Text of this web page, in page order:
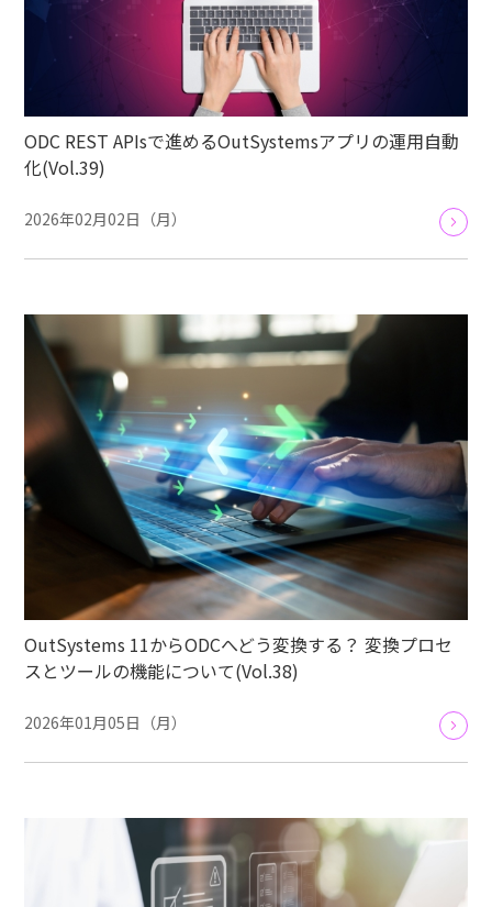
ODC REST APIsで進めるOutSystemsアプリの運用自動
化(Vol.39)
2026年02月02日（月）
OutSystems 11からODCへどう変換する？ 変換プロセ
スとツールの機能について(Vol.38)
2026年01月05日（月）